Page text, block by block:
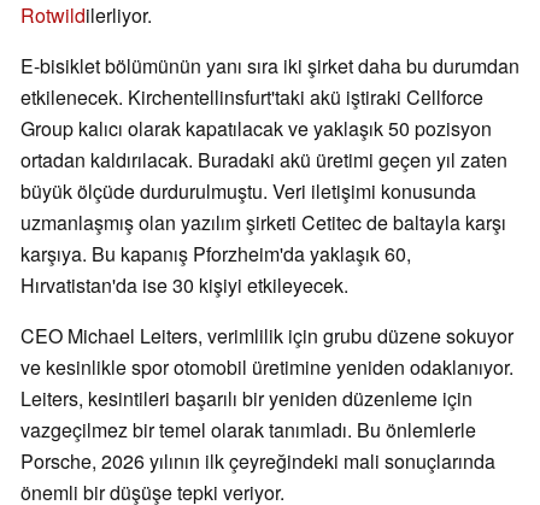
Rotwildilerliyor.
E-bisiklet bölümünün yanı sıra iki şirket daha bu durumdan
etkilenecek. Kirchentellinsfurt'taki akü iştiraki Cellforce
Group kalıcı olarak kapatılacak ve yaklaşık 50 pozisyon
ortadan kaldırılacak. Buradaki akü üretimi geçen yıl zaten
büyük ölçüde durdurulmuştu. Veri iletişimi konusunda
uzmanlaşmış olan yazılım şirketi Cetitec de baltayla karşı
karşıya. Bu kapanış Pforzheim'da yaklaşık 60,
Hırvatistan'da ise 30 kişiyi etkileyecek.
CEO Michael Leiters, verimlilik için grubu düzene sokuyor
ve kesinlikle spor otomobil üretimine yeniden odaklanıyor.
Leiters, kesintileri başarılı bir yeniden düzenleme için
vazgeçilmez bir temel olarak tanımladı. Bu önlemlerle
Porsche, 2026 yılının ilk çeyreğindeki mali sonuçlarında
önemli bir düşüşe tepki veriyor.